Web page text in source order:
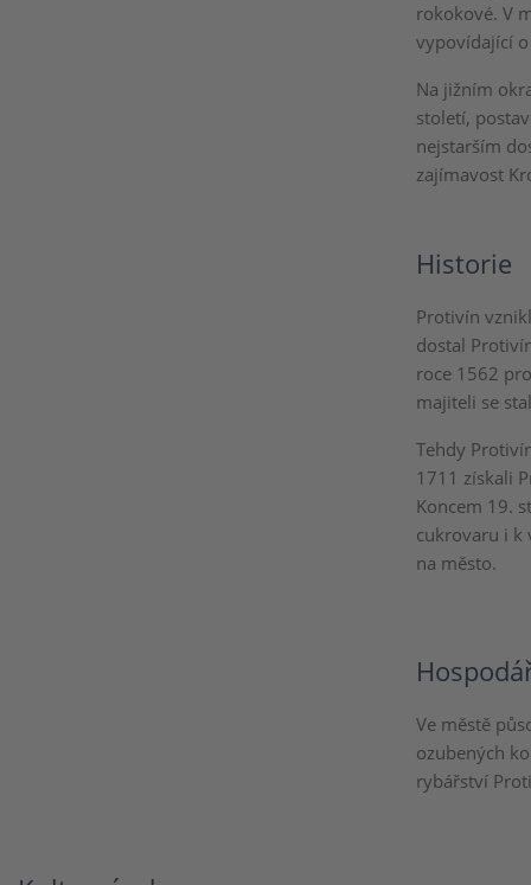
rokokové. V
vypovídající
Na jižním
století,
nejstarším
zajímavost
Historie
Protivín
dostal
roce 1562
majiteli se
Tehdy
1711 získali
Koncem 19.
cukrovaru i k
na město.
Ve městě
ozubených
rybářství